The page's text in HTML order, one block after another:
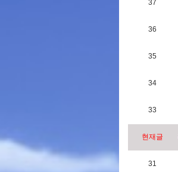
37
36
35
34
33
현재글
31